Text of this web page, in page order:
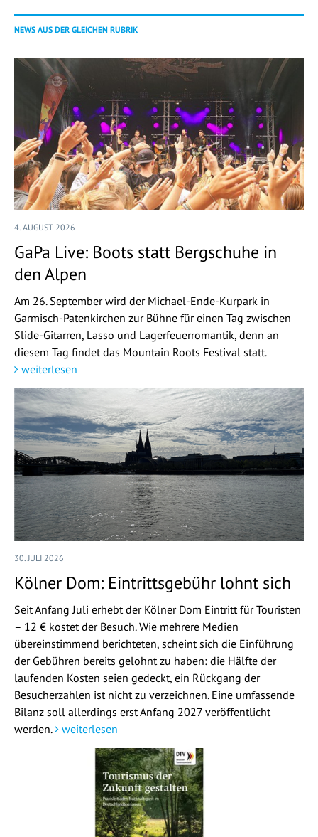
NEWS AUS DER GLEICHEN RUBRIK
4. AUGUST 2026
GaPa Live: Boots statt Bergschuhe in
den Alpen
Am 26. September wird der Michael-Ende-Kurpark in
Garmisch-Patenkirchen zur Bühne für einen Tag zwischen
Slide-Gitarren, Lasso und Lagerfeuerromantik, denn an
diesem Tag findet das Mountain Roots Festival statt.
weiterlesen
30. JULI 2026
Kölner Dom: Eintrittsgebühr lohnt sich
Seit Anfang Juli erhebt der Kölner Dom Eintritt für Touristen
– 12 € kostet der Besuch. Wie mehrere Medien
übereinstimmend berichteten, scheint sich die Einführung
der Gebühren bereits gelohnt zu haben: die Hälfte der
laufenden Kosten seien gedeckt, ein Rückgang der
Besucherzahlen ist nicht zu verzeichnen. Eine umfassende
Bilanz soll allerdings erst Anfang 2027 veröffentlicht
werden.
weiterlesen